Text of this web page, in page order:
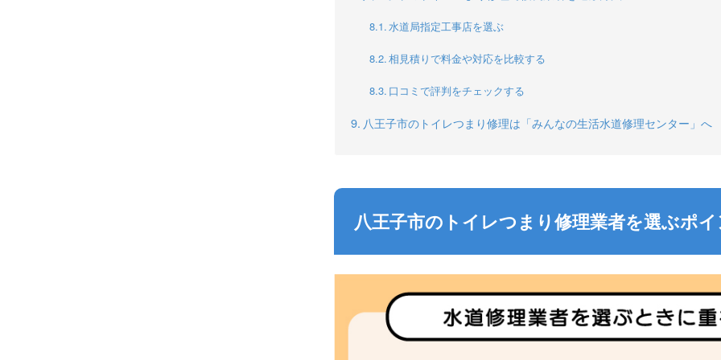
水道局指定工事店を選ぶ
相見積りで料金や対応を比較する
口コミで評判をチェックする
八王子市のトイレつまり修理は「みんなの生活水道修理センター」へ
八王子市のトイレつまり修理業者を選ぶポ